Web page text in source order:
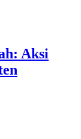
Aksi